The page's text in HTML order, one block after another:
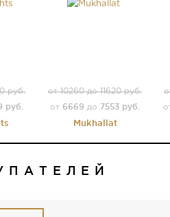
руб.
руб.
от 10260 до 11620 руб.
от 6669 до 7553 руб.
Mukhallat